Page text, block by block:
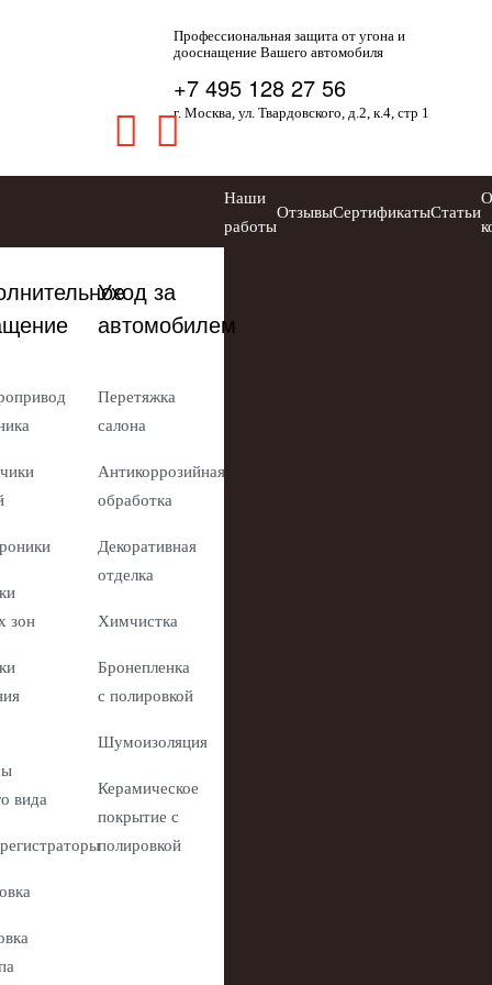
Профессиональная защита от угона и
дооснащение Вашего автомобиля
+7 495 128 27 56
г. Москва, ул. Твардовского, д.2, к.4, стр 1
зон
вида
Уход за
автомобилем
Перетяжка
салона
Антикоррозийная
обработка
Декоративная
отделка
Химчистка
Бронепленка
с полировкой
Шумоизоляция
Керамическое
покрытие с
полировкой
Наши
работы
ОтзывыСертификатыСтатьи
О